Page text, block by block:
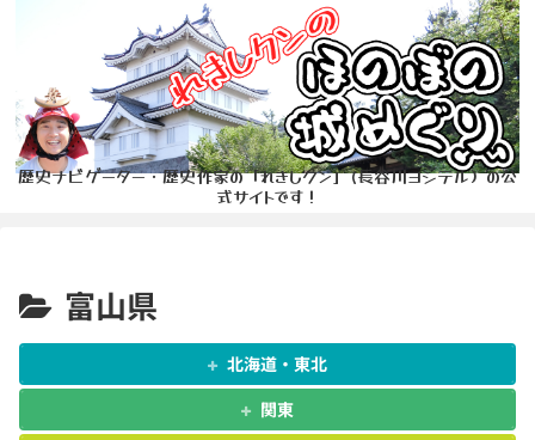
歴史ナビゲーター・歴史作家の「れきしクン」(長谷川ヨシテル）の公
式サイトです！
富山県
北海道・東北
関東